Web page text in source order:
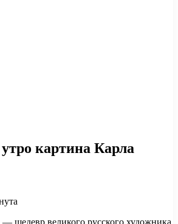
картина Карла
— шедевр великого русского художника